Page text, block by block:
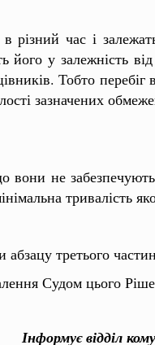
час і
у залежність
Тобто перебіг
зазначених
вони не
тривалість
третього
Судом цього
Інформує відділ